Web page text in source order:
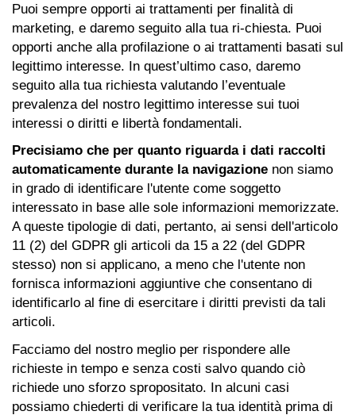
Puoi sempre opporti ai trattamenti per finalità di
marketing, e daremo seguito alla tua ri-chiesta. Puoi
opporti anche alla profilazione o ai trattamenti basati sul
legittimo interesse. In quest’ultimo caso, daremo
seguito alla tua richiesta valutando l’eventuale
prevalenza del nostro legittimo interesse sui tuoi
interessi o diritti e libertà fondamentali.
Precisiamo che per quanto riguarda i dati raccolti
automaticamente durante la navigazione non siamo
in grado di identificare l'utente come soggetto
interessato in base alle sole informazioni memorizzate.
A queste tipologie di dati, pertanto, ai sensi dell'articolo
11 (2) del GDPR gli articoli da 15 a 22 (del GDPR
stesso) non si applicano, a meno che l'utente non
fornisca informazioni aggiuntive che consentano di
identificarlo al fine di esercitare i diritti previsti da tali
articoli.
Facciamo del nostro meglio per rispondere alle
richieste in tempo e senza costi salvo quando ciò
richiede uno sforzo spropositato. In alcuni casi
possiamo chiederti di verificare la tua identità prima di